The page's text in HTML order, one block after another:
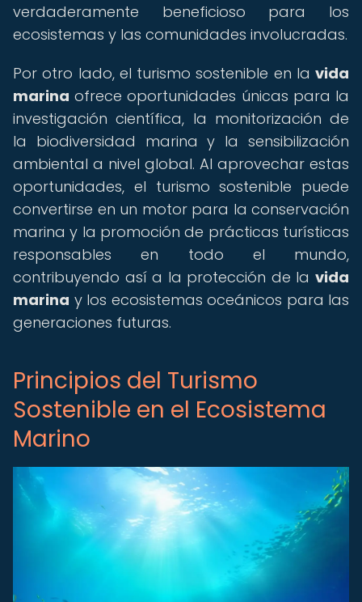
verdaderamente beneficioso para los
ecosistemas y las comunidades involucradas.
Por otro lado, el turismo sostenible en la vida
marina ofrece oportunidades únicas para la
investigación científica, la monitorización de
la biodiversidad marina y la sensibilización
ambiental a nivel global. Al aprovechar estas
oportunidades, el turismo sostenible puede
convertirse en un motor para la conservación
marina y la promoción de prácticas turísticas
responsables en todo el mundo,
contribuyendo así a la protección de la vida
marina y los ecosistemas oceánicos para las
generaciones futuras.
Principios del Turismo
Sostenible en el Ecosistema
Marino